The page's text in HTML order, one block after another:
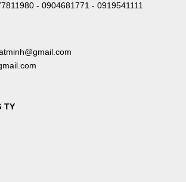
- 0904681771 - 0919541111
TY